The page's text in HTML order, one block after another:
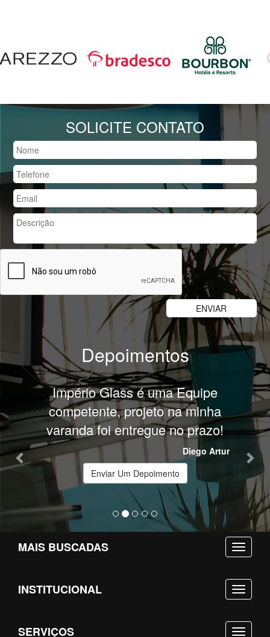
SOLICITE CONTATO
Depoimentos
Império Glass é uma Equipe
competente, projeto na minha
varanda foi entregue no prazo!
Diego Artur
Previous
Enviar Um Depoimento
MAIS BUSCADAS
INSTITUCIONAL
SERVIÇOS